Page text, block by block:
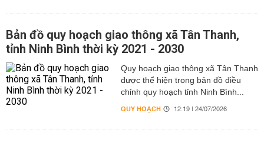
Bản đồ quy hoạch giao thông xã Tân Thanh,
tỉnh Ninh Bình thời kỳ 2021 - 2030
Quy hoạch giao thông xã Tân Thanh
được thể hiện trong bản đồ điều
chỉnh quy hoạch tỉnh Ninh Bình...
QUY HOẠCH 12:19 | 24/07/2026